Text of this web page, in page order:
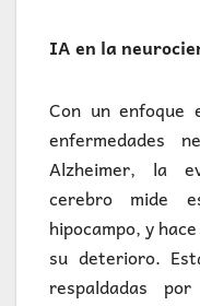
IA en la
Con un
enfermedades
Alzheimer, la
cerebro mide
hipocampo, y
su deterioro.
respaldadas